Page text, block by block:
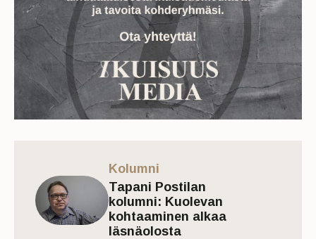
Kolumni
Tapani Postilan
kolumni: Kuolevan
kohtaaminen alkaa
läsnäolosta